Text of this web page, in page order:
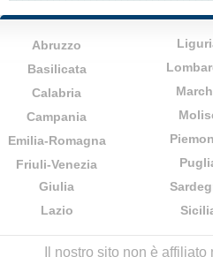
Abruzzo
Basilicata
Calabria
Campania
Emilia-Romagna
Friuli-Venezia
Giulia
Lazio
Il nostro sito non è